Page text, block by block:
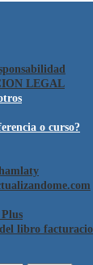
LEGAL
o curso?
libro